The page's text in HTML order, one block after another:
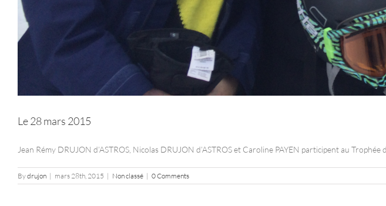
Le 28 mars 2015
Jean Rémy DRUJON d’ASTROS, Nicolas DRUJON d’ASTROS et Caroline PAYEN participent au
Bydrujon | mars 28th, 2015 | Non classé | 0 Comments